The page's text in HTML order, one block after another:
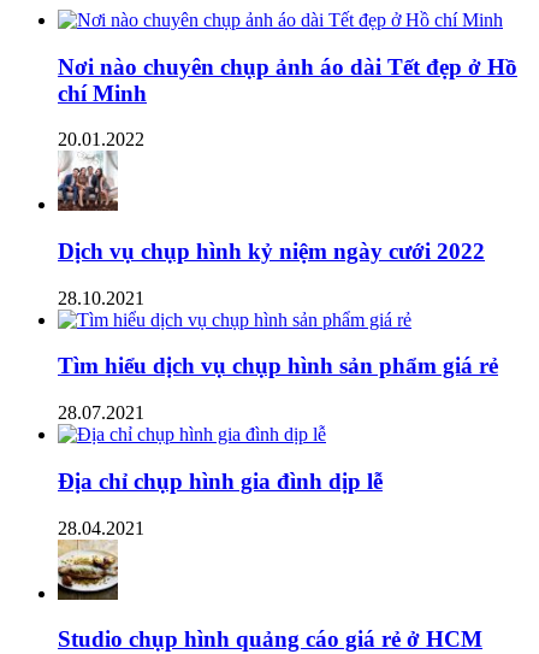
Nơi nào chuyên chụp ảnh áo dài Tết đẹp ở Hồ
chí Minh
20.01.2022
Dịch vụ chụp hình kỷ niệm ngày cưới 2022
28.10.2021
Tìm hiểu dịch vụ chụp hình sản phẩm giá rẻ
28.07.2021
Địa chỉ chụp hình gia đình dịp lễ
28.04.2021
Studio chụp hình quảng cáo giá rẻ ở HCM